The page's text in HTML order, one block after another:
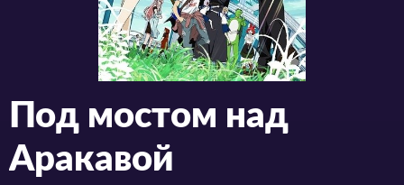
Под мостом над
Аракавой